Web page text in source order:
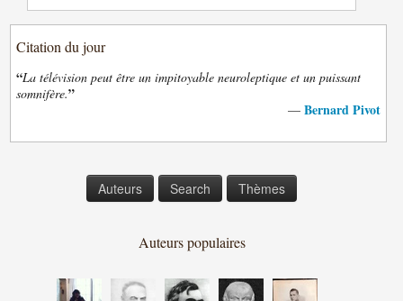
Citation du jour
“La télévision peut être un impitoyable neuroleptique et un puissant
somnifère.”
— Bernard Pivot
Auteurs Search Thèmes
Auteurs populaires